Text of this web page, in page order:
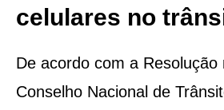
celulares no
De acordo com a Resolução
Conselho Nacional de